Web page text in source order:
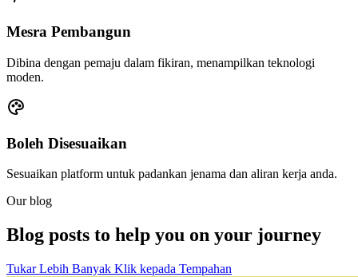
Mesra Pembangun
Dibina dengan pemaju dalam fikiran, menampilkan teknologi
moden.
Boleh Disesuaikan
Sesuaikan platform untuk padankan jenama dan aliran kerja anda.
Our blog
Blog posts to help you on your journey
Tukar Lebih Banyak Klik kepada Tempahan